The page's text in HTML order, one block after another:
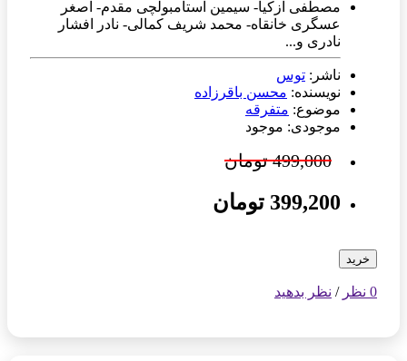
مصطفی ازکیا- سیمین استامبولچی مقدم- اصغر
عسگری خانقاه- محمد شریف کمالی- نادر افشار
نادری و...
ناشر: توس
نویسنده: محسن باقرزاده
موضوع: متفرقه
موجودی: موجود
499,000 تومان
399,200 تومان
خرید
0 نظر / نظر بدهید